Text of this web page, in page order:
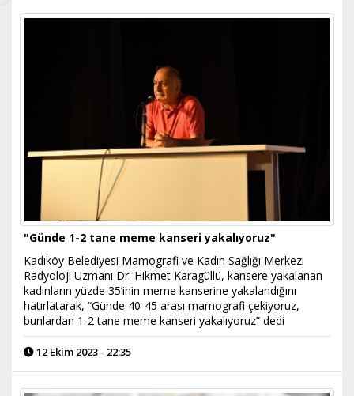
"Günde 1-2 tane meme kanseri yakalıyoruz"
Kadıköy Belediyesi Mamografi ve Kadın Sağlığı Merkezi
Radyoloji Uzmanı Dr. Hikmet Karagüllü, kansere yakalanan
kadınların yüzde 35’inin meme kanserine yakalandığını
hatırlatarak, “Günde 40-45 arası mamografi çekiyoruz,
bunlardan 1-2 tane meme kanseri yakalıyoruz” dedi
12 Ekim 2023 - 22:35